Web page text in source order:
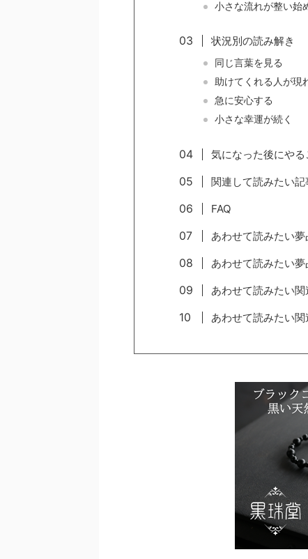
小さな流れが整い始
状況別の読み解き
同じ言葉を見る
助けてくれる人が現
急に安心する
小さな幸運が続く
気になった後にやる
関連して読みたい記
FAQ
あわせて読みたい
あわせて読みたい
あわせて読みたい
あわせて読みたい